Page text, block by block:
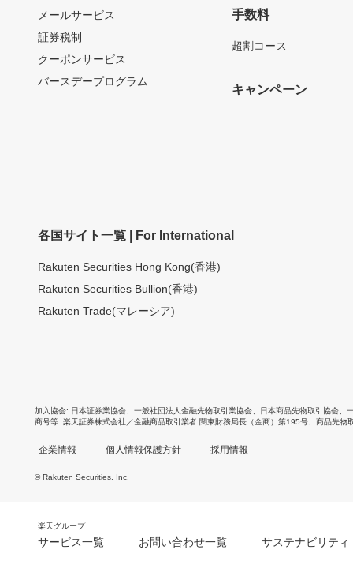
メールサービス
証券税制
クーポンサービス
バースデープログラム
手数料
超割コース
キャンペーン
各国サイト一覧 | For International
Rakuten Securities Hong Kong(香港)
Rakuten Securities Bullion(香港)
Rakuten Trade(マレーシア)
加入協会 日本証券業協会 一般社団法人金融先物取引業協会 日本商品先物取引協会
商号等 楽天証券株式会社／金融商品取引業者 関東財務局長（金商）第195号、商品先物
企業情報 個人情報保護方針 採用情報
© Rakuten Securities, Inc.
楽天グループ
サービス一覧 お問い合わせ一覧 サステナビリティ